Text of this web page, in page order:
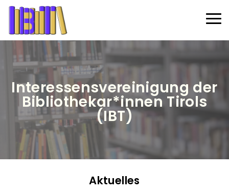
Interessensvereinigung der
Bibliothekar*innen Tirols
(IBT)
Aktuelles